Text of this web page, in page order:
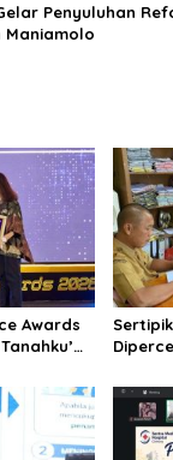
Penyuluhan
Awards